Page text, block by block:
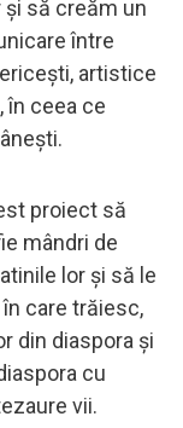
și să creăm un
între
artistice
în ceea ce
proiect să
mândri de
lor și să le
care trăiesc,
din diaspora și
cu
vii.